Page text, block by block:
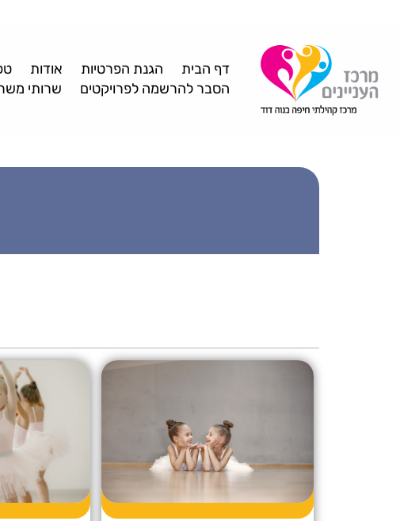
דף הבית הגנת הפרטיות אודות
הסבר להרשמה לפרויקטים
שרותי